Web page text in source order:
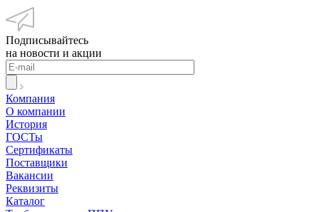
Подписывайтесь
на новости и акции
Компания
О компании
История
ГОСТы
Сертификаты
Поставщики
Вакансии
Реквизиты
Каталог